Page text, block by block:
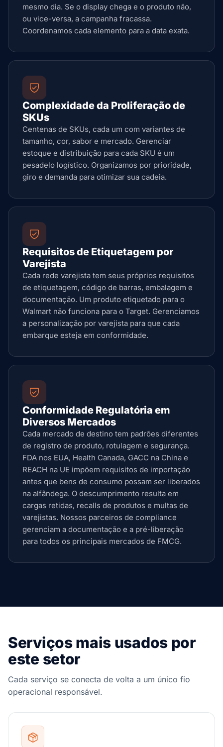
mesmo dia. Se o display chega e o produto não,
ou vice-versa, a campanha fracassa.
Coordenamos cada elemento para a data exata.
Complexidade da Proliferação de
SKUs
Centenas de SKUs, cada um com variantes de
tamanho, cor, sabor e mercado. Gerenciar
estoque e distribuição para cada SKU é um
pesadelo logístico. Organizamos por prioridade,
giro e demanda para otimizar sua cadeia.
Requisitos de Etiquetagem por
Varejista
Cada rede varejista tem seus próprios requisitos
de etiquetagem, código de barras, embalagem e
documentação. Um produto etiquetado para o
Walmart não funciona para o Target. Gerenciamos
a personalização por varejista para que cada
embarque esteja em conformidade.
Conformidade Regulatória em
Diversos Mercados
Cada mercado de destino tem padrões diferentes
de registro de produto, rotulagem e segurança.
FDA nos EUA, Health Canada, GACC na China e
REACH na UE impõem requisitos de importação
antes que bens de consumo possam ser liberados
na alfândega. O descumprimento resulta em
cargas retidas, recalls de produtos e multas de
varejistas. Nossos parceiros de compliance
gerenciam a documentação e a pré-liberação
para todos os principais mercados de FMCG.
Serviços mais usados por
este setor
Cada serviço se conecta de volta a um único fio
operacional responsável.